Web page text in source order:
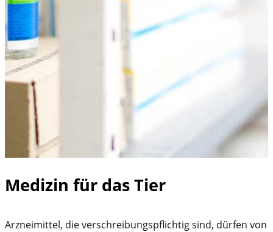
Medizin für das Tier
Arzneimittel, die verschreibungspflichtig sind, dürfen von